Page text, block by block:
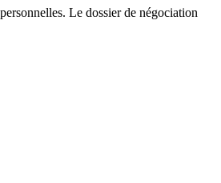
Le dossier de négociation